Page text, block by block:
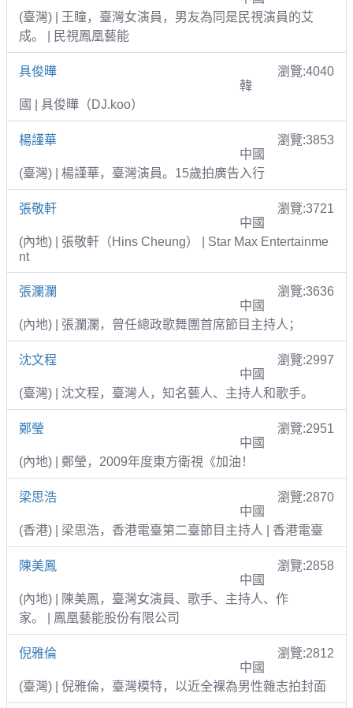
(臺灣) | 王瞳，臺灣女演員，男友為同是民視演員的艾
成。 | 民視鳳凰藝能
具俊曄
瀏覽:4040
韓
國 | 具俊曄（DJ.koo）
楊謹華
瀏覽:3853
中國
(臺灣) | 楊謹華，臺灣演員。15歲拍廣告入行
張敬軒
瀏覽:3721
中國
(內地) | 張敬軒（Hins Cheung） | Star Max Entertainme
nt
張瀾瀾
瀏覽:3636
中國
(內地) | 張瀾瀾，曾任總政歌舞團首席節目主持人；
沈文程
瀏覽:2997
中國
(臺灣) | 沈文程，臺灣人，知名藝人、主持人和歌手。
鄭瑩
瀏覽:2951
中國
(內地) | 鄭瑩，2009年度東方衛視《加油！
梁思浩
瀏覽:2870
中國
(香港) | 梁思浩，香港電臺第二臺節目主持人 | 香港電臺
陳美鳳
瀏覽:2858
中國
(內地) | 陳美鳳，臺灣女演員、歌手、主持人、作
家。 | 鳳凰藝能股份有限公司
倪雅倫
瀏覽:2812
中國
(臺灣) | 倪雅倫，臺灣模特，以近全裸為男性雜志拍封面